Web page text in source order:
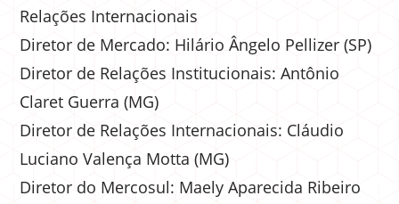
Relações Internacionais
Diretor de Mercado: Hilário Ângelo Pellizer (SP)
Diretor de Relações Institucionais: Antônio
Claret Guerra (MG)
Diretor de Relações Internacionais: Cláudio
Luciano Valença Motta (MG)
Diretor do Mercosul: Maely Aparecida Ribeiro